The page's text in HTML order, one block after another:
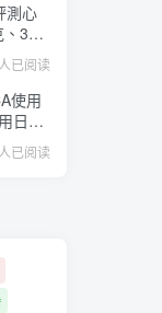
測心
3種
已阅读
使用
日10
iOS都
已阅读